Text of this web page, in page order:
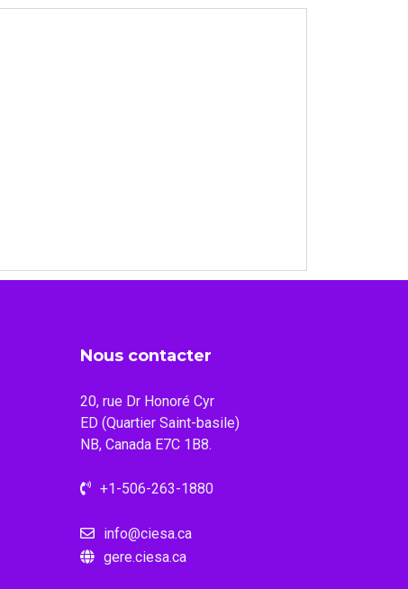
Nous contacter
20, rue Dr Honoré Cyr
ED (Quartier Saint-basile)
NB, Canada E7C 1B8.
+1-506-263-1880
info@ciesa.ca
gere.ciesa.ca